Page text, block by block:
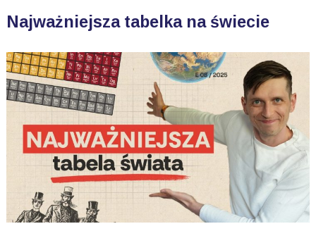
Najważniejsza tabelka na świecie